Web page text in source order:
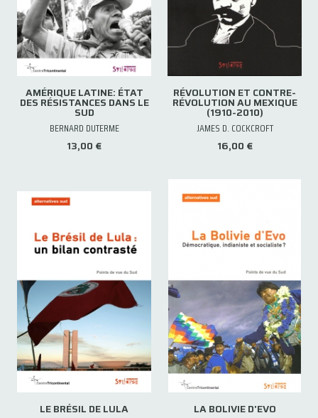
AMÉRIQUE LATINE: ÉTAT
DES RÉSISTANCES DANS LE
SUD
BERNARD DUTERME
13,00 €
RÉVOLUTION ET CONTRE-
RÉVOLUTION AU MEXIQUE
(1910-2010)
JAMES D. COCKCROFT
16,00 €
LE BRÉSIL DE LULA
LA BOLIVIE D'EVO